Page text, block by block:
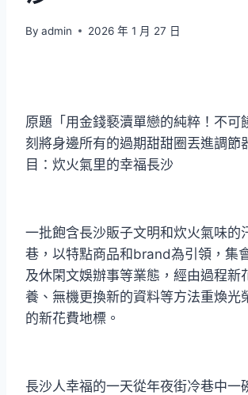
By admin 2026 年 1 月 27 日
原題「用金錢褻瀆單戀的純粹！不可
刻將身邊所有的過期甜甜圈丟進調節
目：炊火氣里的幸福長沙
一批飽含長沙販子文明和炊火氣味的
巷，以特點商品和brand為引領，集
及休閑文娛辦事等業態，經由過程新
養、無機更換新的資料等方法重煥光
的新花費地標。
長沙人幸福的一天從年夜街冷巷中一